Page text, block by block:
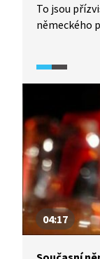
To jsou
německého
společně s
Spiessovu
04:17